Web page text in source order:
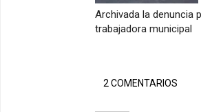
Archivada la denuncia
trabajadora municipal
2 COMENTARIOS